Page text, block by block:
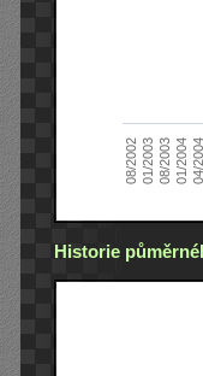
08/200201/200308/200301/200404/2004
Historie